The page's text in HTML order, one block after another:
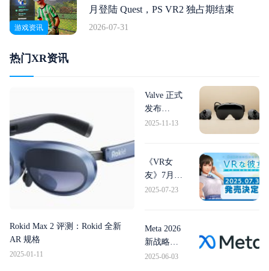
游戏资讯
月登陆 Quest，PS VR2 独占期结束
2026-07-31
热门XR资讯
Rokid Max 2 评测：Rokid 全新
AR 规格
2025-01-11
Valve 正式
发布
Steam
场的“流串
优先”VR
头显
2025-11-13
《VR女
友》7月31
日发售，
面升级
2025-07-23
Meta 2026
新战略曝
光：
2025-06-03